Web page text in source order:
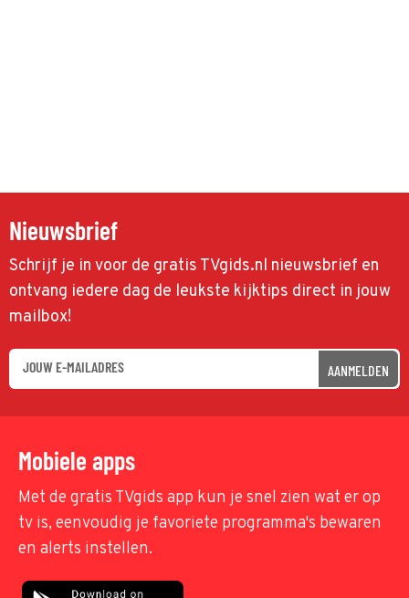
Nieuwsbrief
Schrijf je in voor de gratis TVgids.nl nieuwsbrief en
ontvang iedere dag de leukste kijktips direct in jouw
mailbox!
AANMELDEN
Mobiele apps
Met de gratis TVgids app kun je snel zien wat er op
tv is, eenvoudig je favoriete programma's bewaren
en alerts instellen.